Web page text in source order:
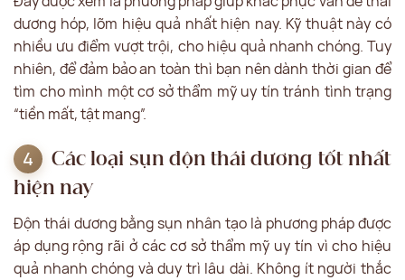
dương hóp, lõm hiệu quả nhất hiện nay. Kỹ thuật này có
nhiều ưu điểm vượt trội, cho hiệu quả nhanh chóng. Tuy
nhiên, để đảm bảo an toàn thì bạn nên dành thời gian để
tìm cho mình một cơ sở thẩm mỹ uy tín tránh tình trạng
“tiền mất, tật mang”.
Các loại sụn độn thái dương tốt nhất
hiện nay
Độn thái dương bằng sụn nhân tạo là phương pháp được
áp dụng rộng rãi ở các cơ sở thẩm mỹ uy tín vì cho hiệu
quả nhanh chóng và duy trì lâu dài. Không ít người thắc